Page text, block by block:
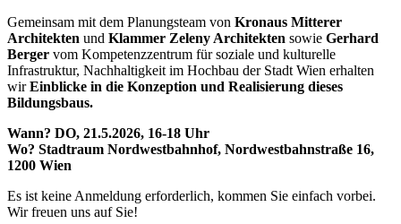
Gemeinsam mit dem Planungsteam von Kronaus Mitterer
Architekten und Klammer Zeleny Architekten sowie Gerhard
Berger vom Kompetenzzentrum für soziale und kulturelle
Infrastruktur, Nachhaltigkeit im Hochbau der Stadt Wien erhalten
wirEinblicke in die Konzeption und Realisierung dieses
Bildungsbaus.
Wann? DO, 21.5.2026, 16-18 Uhr
Wo? Stadtraum Nordwestbahnhof, Nordwestbahnstraße 16,
1200 Wien
Es ist keine Anmeldung erforderlich, kommen Sie einfach vorbei.
Wir freuen uns auf Sie!